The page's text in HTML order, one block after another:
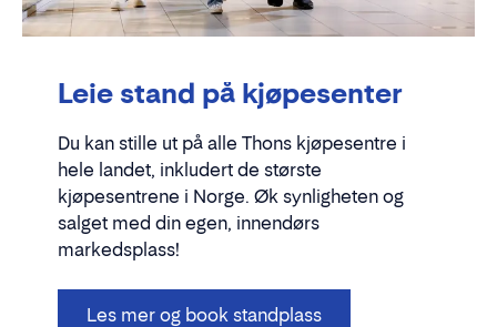
Leie stand på kjøpesenter
Du kan stille ut på alle Thons kjøpesentre i
hele landet, inkludert de største
kjøpesentrene i Norge. Øk synligheten og
salget med din egen, innendørs
markedsplass!
Les mer og book standplass